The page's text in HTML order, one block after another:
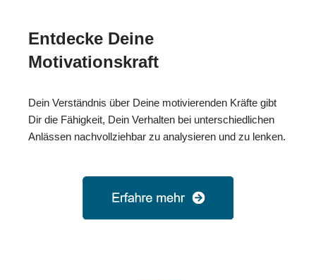
Entdecke Deine
Motivationskraft
Dein Verständnis über Deine motivierenden Kräfte gibt
Dir die Fähigkeit, Dein Verhalten bei unterschiedlichen
Anlässen nachvollziehbar zu analysieren und zu lenken.